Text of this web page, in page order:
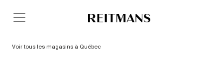
Voir tous les magasins à Québec